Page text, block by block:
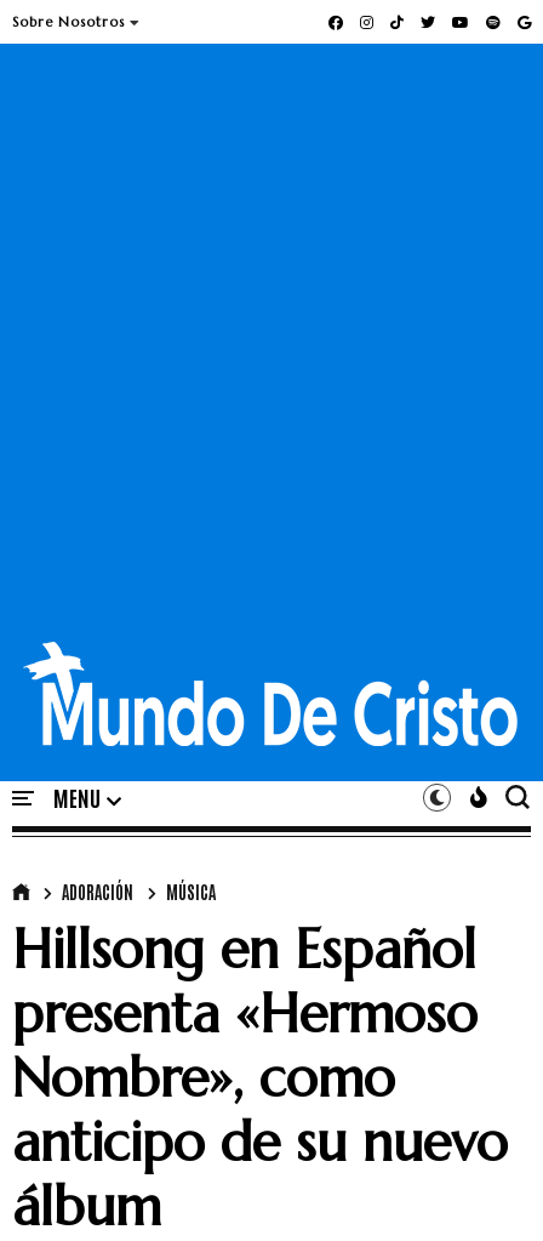
Sobre Nosotros
ADORACIÓN MÚSICA
Hillsong en Español
presenta «Hermoso
Nombre», como
anticipo de su nuevo
álbum